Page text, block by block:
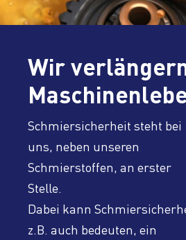
Wir
Schmiersicherheit steht bei
uns, neben unseren
Schmierstoffen, an erster
Stelle.
Dabei kann
z.B. auch bedeuten, ein